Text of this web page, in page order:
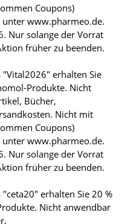
Coupons)
www.pharmeo.de.
Nur solange der Vorrat
früher zu beenden.
erhalten Sie
Produkte. Nicht
Bücher,
Nicht mit
Coupons)
www.pharmeo.de.
Nur solange der Vorrat
früher zu beenden.
erhalten Sie 20 %
Nicht anwendbar